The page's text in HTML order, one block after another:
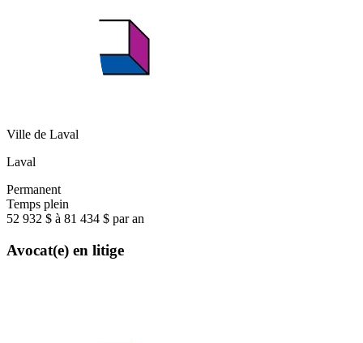
Ville de Laval
Laval
Permanent
Temps plein
52 932 $ à 81 434 $ par an
Avocat(e) en litige